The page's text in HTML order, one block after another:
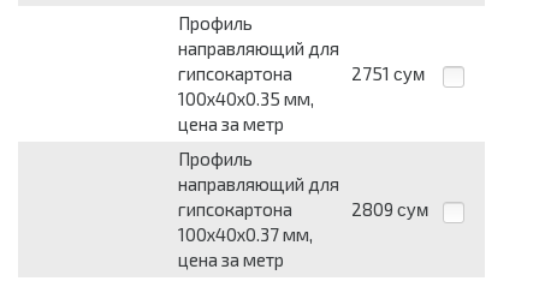
Профиль
направляющий для
гипсокартона
100х40х0.35 мм,
цена за метр
2751 сум
Профиль
направляющий для
гипсокартона
100х40х0.37 мм,
цена за метр
2809 сум